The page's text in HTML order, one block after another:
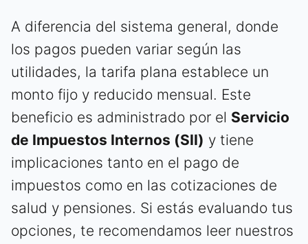
A diferencia del sistema general, donde
los pagos pueden variar según las
utilidades, la tarifa plana establece un
monto fijo y reducido mensual. Este
beneficio es administrado por el Servicio
de Impuestos Internos (SII) y tiene
implicaciones tanto en el pago de
impuestos como en las cotizaciones de
salud y pensiones. Si estás evaluando tus
opciones, te recomendamos leer nuestros